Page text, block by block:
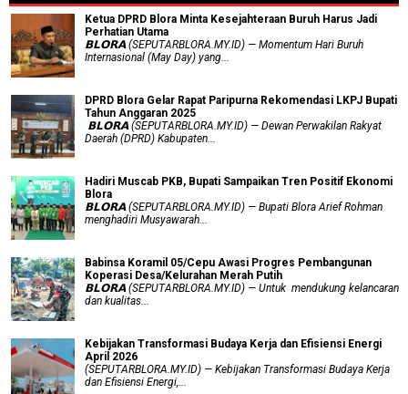
Ketua DPRD Blora Minta Kesejahteraan Buruh Harus Jadi
Perhatian Utama
​𝗕𝗟𝗢𝗥𝗔 (SEPUTARBLORA.MY.ID) — Momentum Hari Buruh
Internasional (May Day) yang...
DPRD Blora Gelar Rapat Paripurna Rekomendasi LKPJ Bupati
Tahun Anggaran 2025
‎ 𝗕𝗟𝗢𝗥𝗔 (SEPUTARBLORA.MY.ID) — Dewan Perwakilan Rakyat
Daerah (DPRD) Kabupaten...
Hadiri Muscab PKB, Bupati Sampaikan Tren Positif Ekonomi
Blora
𝗕𝗟𝗢𝗥𝗔 (SEPUTARBLORA.MY.ID) — Bupati Blora Arief Rohman
menghadiri Musyawarah...
Babinsa Koramil 05/Cepu Awasi Progres Pembangunan
Koperasi Desa/Kelurahan Merah Putih
𝗕𝗟𝗢𝗥𝗔 (SEPUTARBLORA.MY.ID) — Untuk mendukung kelancaran
dan kualitas...
Kebijakan Transformasi Budaya Kerja dan Efisiensi Energi
April 2026
(SEPUTARBLORA.MY.ID) — Kebijakan Transformasi Budaya Kerja
dan Efisiensi Energi,...